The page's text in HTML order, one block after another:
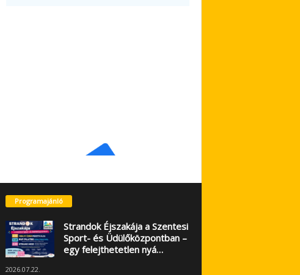
Programajánló
Strandok Éjszakája a Szentesi
Sport- és Üdülőközpontban –
egy felejthetetlen nyá…
2026.07.22.